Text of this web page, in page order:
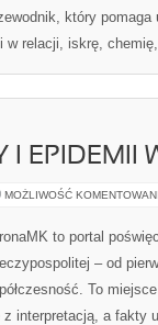
który pomaga
w relacji, iskrę,
I EPIDEMII
MOŻLIWOŚĆ
to portal
– od
To
z interpretacją, a fakty